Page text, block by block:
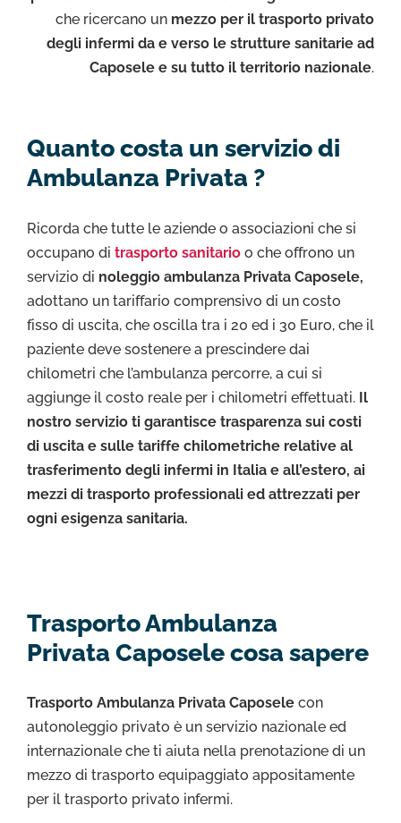
che ricercano un mezzo per il trasporto privato
degli infermi da e verso le strutture sanitarie ad
Caposele e su tutto il territorio nazionale.
Quanto costa un servizio di
Ambulanza Privata ?
Ricorda che tutte le aziende o associazioni che si
occupano di trasporto sanitario o che offrono un
servizio di noleggio ambulanza Privata Caposele,
adottano un tariffario comprensivo di un costo
fisso di uscita, che oscilla tra i 20 ed i 30 Euro, che il
paziente deve sostenere a prescindere dai
chilometri che l’ambulanza percorre, a cui si
aggiunge il costo reale per i chilometri effettuati. Il
nostro servizio ti garantisce trasparenza sui costi
di uscita e sulle tariffe chilometriche relative al
trasferimento degli infermi in Italia e all’estero, ai
mezzi di trasporto professionali ed attrezzati per
ogni esigenza sanitaria.
Trasporto Ambulanza
Privata Caposele cosa sapere
Trasporto Ambulanza Privata Caposele con
autonoleggio privato è un servizio nazionale ed
internazionale che ti aiuta nella prenotazione di un
mezzo di trasporto equipaggiato appositamente
per il trasporto privato infermi.